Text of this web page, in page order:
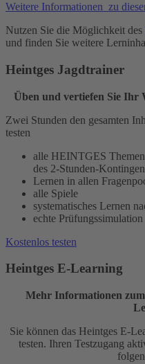
Weitere Informationen zu
Nutzen Sie die Möglichkeit des
und finden Sie weitere
Heintges Jagdtrainer
Üben und vertiefen Sie Ihr
Zwei Stunden den gesamten
testen
alle HEINTGES
des 2-Stunden-
Lernen in allen
alle Spiele
systematisches Lernen
echte Prüfungssimulation
Kostenlos testen
Heintges E-Learning
Mehr Informationen
Sie können das Heintges E-
testen. Ihren Testzugang